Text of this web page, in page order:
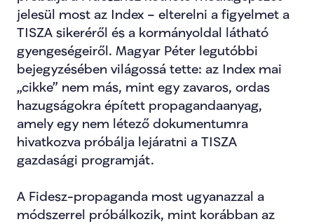
jelesül most az Index – elterelni a figyelmet a
TISZA sikeréről és a kormányoldal látható
gyengeségeiről. Magyar Péter legutóbbi
bejegyzésében világossá tette: az Index mai
„cikke” nem más, mint egy zavaros, ordas
hazugságokra épített propagandaanyag,
amely egy nem létező dokumentumra
hivatkozva próbálja lejáratni a TISZA
gazdasági programját.
A Fidesz-propaganda most ugyanazzal a
módszerrel próbálkozik, mint korábban az